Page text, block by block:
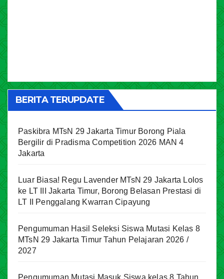
BERITA TERUPDATE
Paskibra MTsN 29 Jakarta Timur Borong Piala
Bergilir di Pradisma Competition 2026 MAN 4
Jakarta
Luar Biasa! Regu Lavender MTsN 29 Jakarta Lolos
ke LT III Jakarta Timur, Borong Belasan Prestasi di
LT II Penggalang Kwarran Cipayung
Pengumuman Hasil Seleksi Siswa Mutasi Kelas 8
MTsN 29 Jakarta Timur Tahun Pelajaran 2026 /
2027
Pengumuman Mutasi Masuk Siswa kelas 8 Tahun